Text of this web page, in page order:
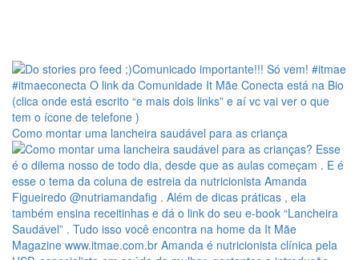
Como montar uma lancheira saudável para as criança